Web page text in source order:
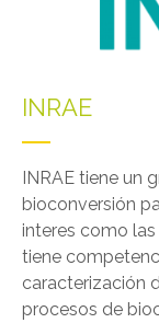
INRAE
INRAE tiene un
bioconversión
interes como
tiene
caracterización
procesos de